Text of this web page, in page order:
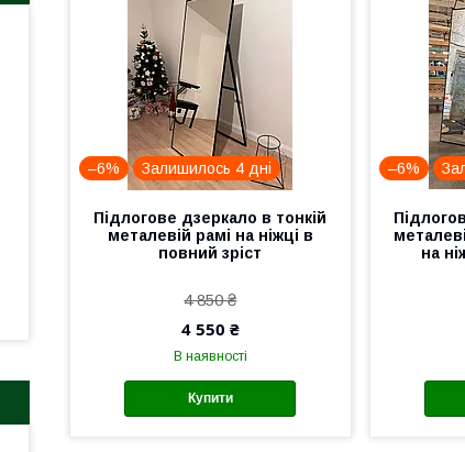
–6% Залишилось 4 дні
Підлогове дзеркало в тонкій
металевій рамі на ніжці в
повний зріст
4 850 ₴
4 550 ₴
В наявності
Купити
–6%
на